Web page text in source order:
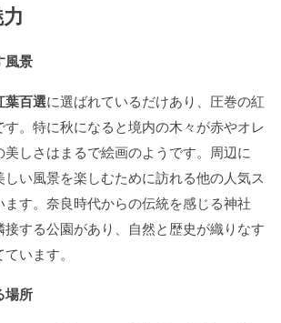
風景
葉百選に選ばれているだけあり、圧巻の紅
。特に秋になると境内の木々が赤やオレ
美しさはまるで絵画のようです。周辺に
い風景を楽しむために訪れる他の人気ス
す。奈良時代からの伝統を感じる神社
する公園があり、自然と歴史が織りなす
います。
場所